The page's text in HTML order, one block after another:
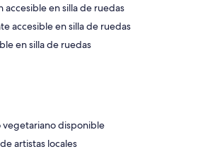
accesible en silla de ruedas
accesible en silla de ruedas
en silla de ruedas
vegetariano disponible
artistas locales